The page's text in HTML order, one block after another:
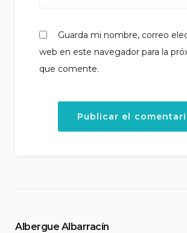
Guarda mi nombre, correo
web en este navegador para la
que comente.
Albergue Albarracín